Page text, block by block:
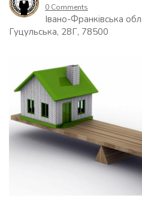
0 Comments
Івано-Франківська
Гуцульська, 28Г, 78500